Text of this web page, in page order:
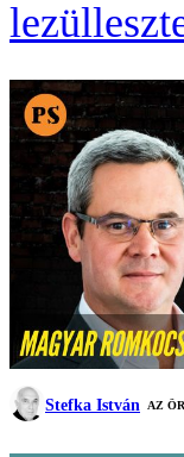
Stefka István AZ